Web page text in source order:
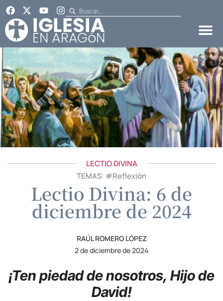
LECTIO DIVINA
TEMAS: #Reflexión
Lectio Divina: 6 de
diciembre de 2024
RAÚL ROMERO LÓPEZ
2 de diciembre de 2024
¡Ten piedad de nosotros, Hijo de
David!